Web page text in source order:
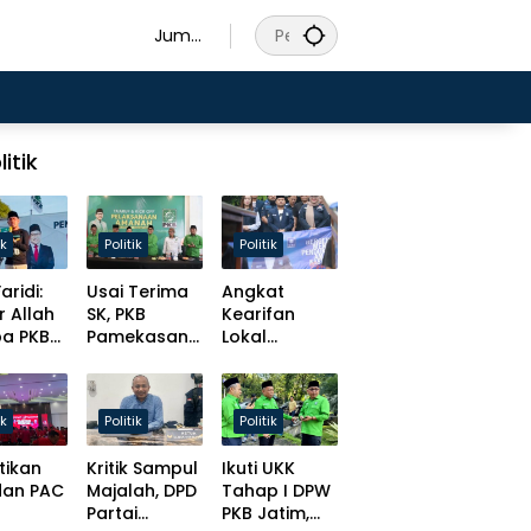
Juma
Allah
PKB
Politik
Usai Terima
SK, PKB
Pamekasan
Target Solid
Hingga Desa
Politik
Angkat
Kearifan
Lokal
Slamet
Ariyadi
Bulatkan
Tekat Daftar
Caketum BM
PAN
PAC
Politik
Kritik Sampul
Majalah, DPD
Partai
Politik
Ikuti UKK
Tahap I DPW
PKB Jatim,